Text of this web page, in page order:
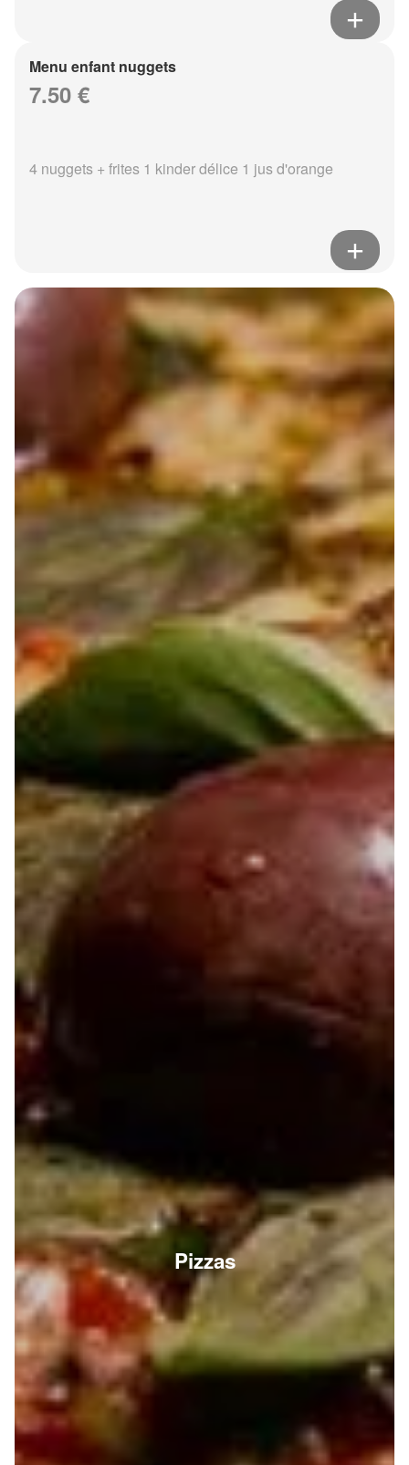
Menu enfant nuggets
7.50 €
4 nuggets + frites 1 kinder délice 1 jus d'orange
Pizzas